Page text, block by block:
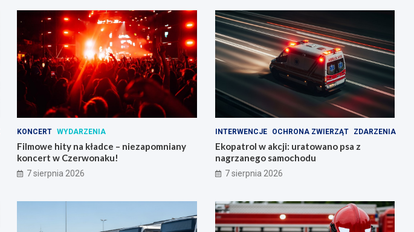
KONCERT WYDARZENIA
Filmowe hity na kładce – niezapomniany
koncert w Czerwonaku!
7 sierpnia 2026
INTERWENCJE OCHRONA ZWIERZĄT ZDARZENIA
Ekopatrol w akcji: uratowano psa z
nagrzanego samochodu
7 sierpnia 2026